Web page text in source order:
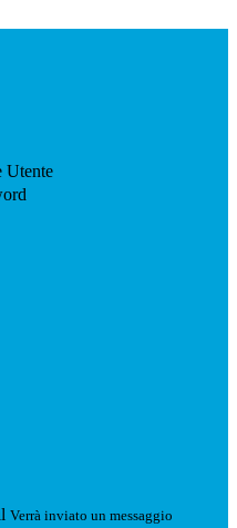
Utente
Verrà inviato un messaggio